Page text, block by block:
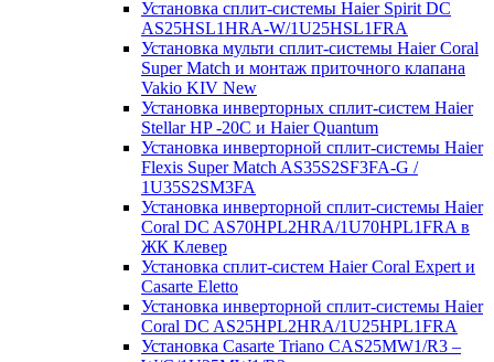
Установка сплит-системы Haier Spirit DC
AS25HSL1HRA-W/1U25HSL1FRA
Установка мульти сплит-системы Haier Coral
Super Match и монтаж приточного клапана
Vakio KIV New
Установка инверторных сплит-систем Haier
Stellar HP -20С и Haier Quantum
Установка инверторной сплит-системы Haier
Flexis Super Match AS35S2SF3FA-G /
1U35S2SM3FA
Установка инверторной сплит-системы Haier
Coral DC AS70HPL2HRA/1U70HPL1FRA в
ЖК Клевер
Установка сплит-систем Haier Coral Expert и
Casarte Eletto
Установка инверторной сплит-системы Haier
Coral DC AS25HPL2HRA/1U25HPL1FRA
Установка Casarte Triano CAS25MW1/R3 –